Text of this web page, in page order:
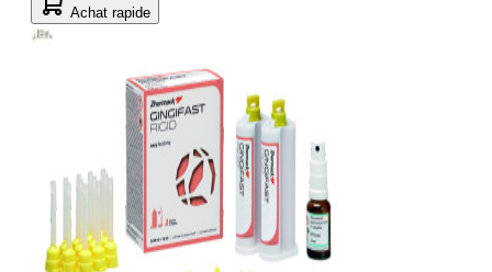
Achat rapide